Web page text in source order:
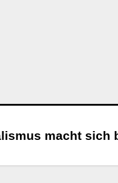
macht sich